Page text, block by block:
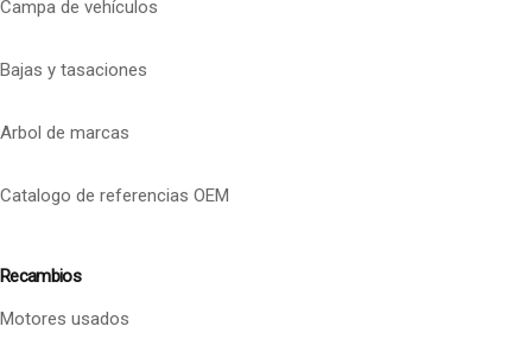
Campa de vehículos
Bajas y tasaciones
Arbol de marcas
Catalogo de referencias OEM
Recambios
Motores usados